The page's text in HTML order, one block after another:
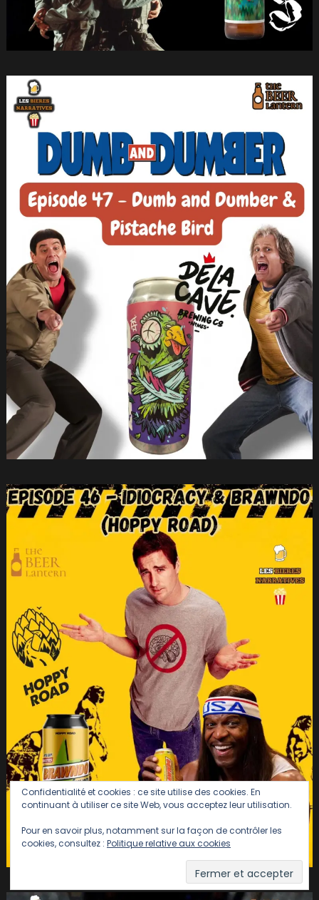
Confidentialité et cookies : ce site utilise des cookies. En
continuant à utiliser ce site Web, vous acceptez leur utilisation.
Pour en savoir plus, notamment sur la façon de contrôler les
cookies, consultez : Politique relative aux cookies